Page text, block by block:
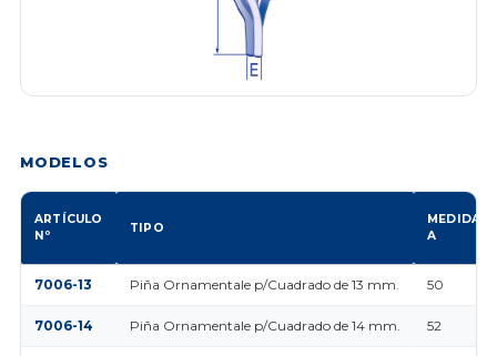
MODELOS
ARTÍCULO
Nº
TIPO
MEDIDAS
A
7006-13 Piña Ornamentale p/Cuadrado de 13 mm. 50
7006-14 Piña Ornamentale p/Cuadrado de 14 mm. 52